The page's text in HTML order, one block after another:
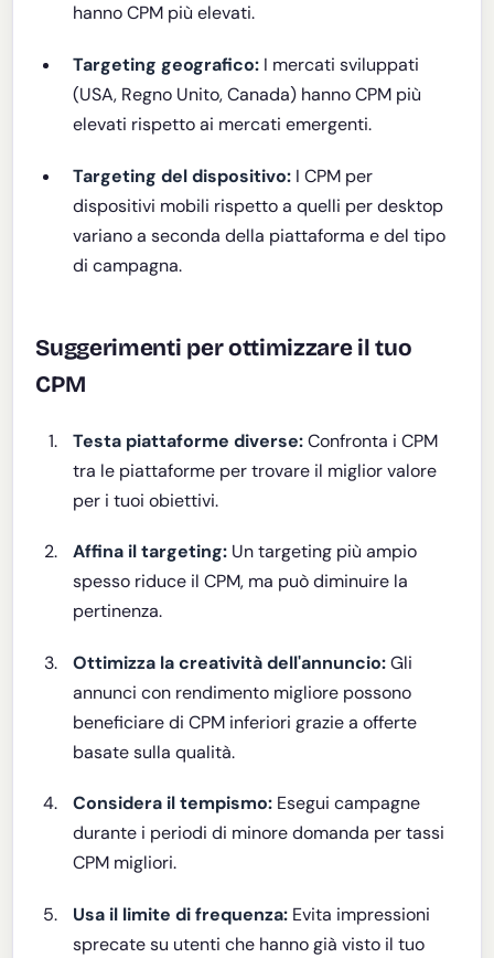
hanno CPM più elevati.
Targeting geografico: I mercati sviluppati
(USA, Regno Unito, Canada) hanno CPM più
elevati rispetto ai mercati emergenti.
Targeting del dispositivo: I CPM per
dispositivi mobili rispetto a quelli per desktop
variano a seconda della piattaforma e del tipo
di campagna.
Suggerimenti per ottimizzare il tuo
CPM
Testa piattaforme diverse:Confronta i CPM
tra le piattaforme per trovare il miglior valore
per i tuoi obiettivi.
Affina il targeting: Un targeting più ampio
spesso riduce il CPM, ma può diminuire la
pertinenza.
Ottimizza la creatività dell'annuncio:Gli
annunci con rendimento migliore possono
beneficiare di CPM inferiori grazie a offerte
basate sulla qualità.
Considera il tempismo: Esegui campagne
durante i periodi di minore domanda per tassi
CPM migliori.
Usa il limite di frequenza: Evita impressioni
sprecate su utenti che hanno già visto il tuo